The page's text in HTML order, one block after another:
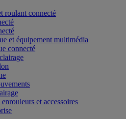
roulant connecté
et équipement multimédia
connecté
et accessoires